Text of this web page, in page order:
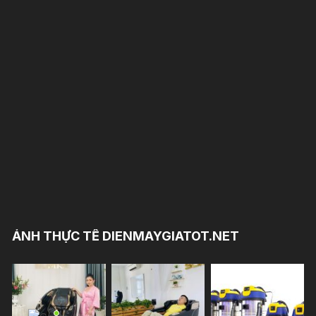
ẢNH THỰC TẾ DIENMAYGIATOT.NET